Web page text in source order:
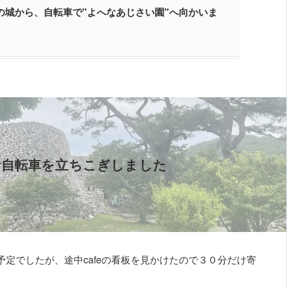
から、自転車で"よへなあじさい園"へ向かいま
転車を立ちこぎしました
でしたが、途中cafeの看板を見かけたので３０分だけ寄